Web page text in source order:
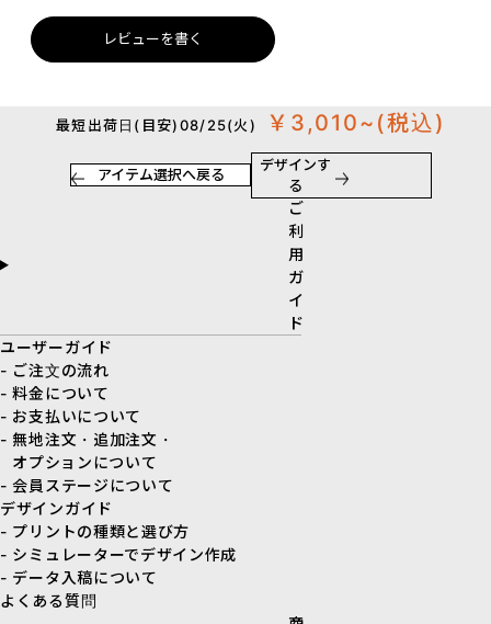
レビューを書く
最短出荷日(目安)08/25(火) ￥3,010~ (税込)
アイテム選択へ戻る
デザインす
る
ご
利
用
ガ
イ
ド
ユーザーガイド
- ご注文の流れ
- 料金について
- お支払いについて
- 無地注文・追加注文・
オプションについて
- 会員ステージについて
デザインガイド
- プリントの種類と選び方
- シミュレーターでデザイン作成
- データ入稿について
よくある質問